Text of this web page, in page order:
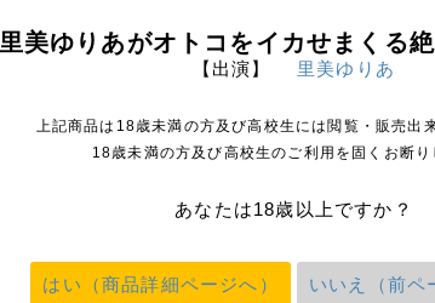
里美ゆりあがオトコをイカせまくる
【出演】 里美ゆりあ
上記商品は18歳未満の方及び高校生には閲覧・販売出
18歳未満の方及び高校生のご利用を固くお断り
あなたは18歳以上ですか？
はい（商品詳細ページへ） いいえ（前ペ